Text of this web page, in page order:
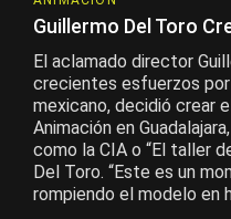
Guillermo Del Toro
El aclamado director
crecientes esfuerzos
mexicano, decidió crear
Animación en
como la CIA o “El taller
Del Toro. “Este es un
rompiendo el modelo en